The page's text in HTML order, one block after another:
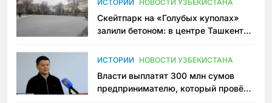
ИСТОРИИ НОВОСТИ УЗБЕКИСТАНА
Скейтпарк на «Голубых куполах»
залили бетоном: в центре Ташкента
пространство
ИСТОРИИ НОВОСТИ УЗБЕКИСТАНА
Власти выплатят 300 млн сумов
предпринимателю, который провёл